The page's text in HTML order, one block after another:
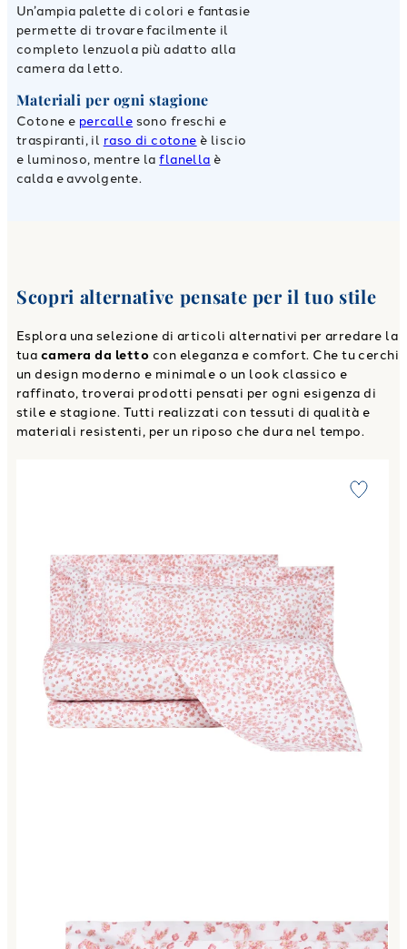
Un’ampia palette di colori e fantasie
permette di trovare facilmente il
completo lenzuola più adatto alla
camera da letto.
Materiali per ogni stagione
Cotone e percalle sono freschi e
traspiranti, il raso di cotone è liscio
e luminoso, mentre laflanella è
calda e avvolgente.
Scopri alternative pensate per il tuo stile
Esplora una selezione di articoli alternativi per arredare la
tua camera da letto con eleganza e comfort. Che tu cerchi
un design moderno e minimale o un look classico e
raffinato, troverai prodotti pensati per ogni esigenza di
stile e stagione. Tutti realizzati con tessuti di qualità e
materiali resistenti, per un riposo che dura nel tempo.